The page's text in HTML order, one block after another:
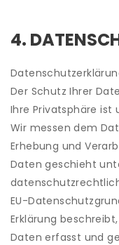
4.
Der Schutz Ihrer
Ihre Privatsphäre ist
Wir messen dem
Erhebung und
Daten geschieht
EU-
Erklärung
Daten erfasst und